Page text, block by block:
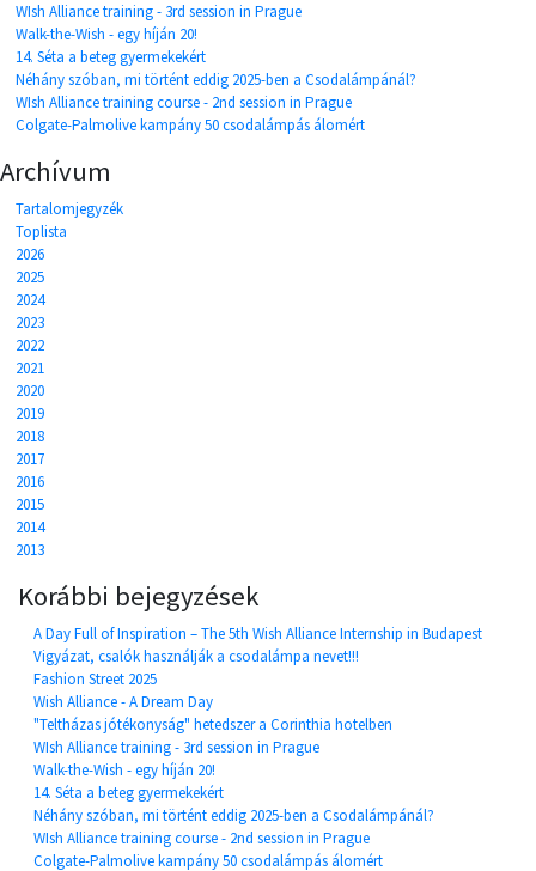
WIsh Alliance training - 3rd session in Prague
Walk-the-Wish - egy híján 20!
14. Séta a beteg gyermekekért
Néhány szóban, mi történt eddig 2025-ben a Csodalámpánál?
WIsh Alliance training course - 2nd session in Prague
Colgate-Palmolive kampány 50 csodalámpás álomért
Archívum
Tartalomjegyzék
Toplista
2026
2025
2024
2023
2022
2021
2020
2019
2018
2017
2016
2015
2014
2013
Korábbi bejegyzések
A Day Full of Inspiration – The 5th Wish Alliance Internship in Budapest
Vigyázat, csalók használják a csodalámpa nevet!!!
Fashion Street 2025
Wish Alliance - A Dream Day
"Teltházas jótékonyság" hetedszer a Corinthia hotelben
WIsh Alliance training - 3rd session in Prague
Walk-the-Wish - egy híján 20!
14. Séta a beteg gyermekekért
Néhány szóban, mi történt eddig 2025-ben a Csodalámpánál?
WIsh Alliance training course - 2nd session in Prague
Colgate-Palmolive kampány 50 csodalámpás álomért